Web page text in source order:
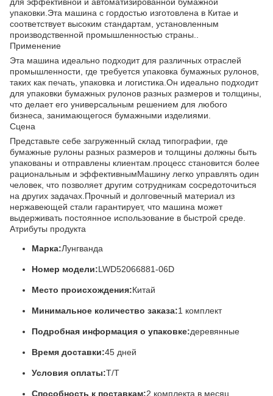
упаковки.Эта машина с гордостью изготовлена в Китае и
соответствует высоким стандартам, установленным
производственной промышленностью страны..
Применение
Эта машина идеально подходит для различных отраслей
промышленности, где требуется упаковка бумажных рулонов,
таких как печать, упаковка и логистика.Он идеально подходит
для упаковки бумажных рулонов разных размеров и толщины,
что делает его универсальным решением для любого
бизнеса, занимающегося бумажными изделиями.
Сцена
Представьте себе загруженный склад типографии, где
бумажные рулоны разных размеров и толщины должны быть
упакованы и отправлены клиентам.процесс становится более
рациональным и эффективнымМашину легко управлять один
человек, что позволяет другим сотрудникам сосредоточиться
на других задачах.Прочный и долговечный материал из
нержавеющей стали гарантирует, что машина может
выдерживать постоянное использование в быстрой среде.
Атрибуты продукта
Марка:Лунгванда
Номер модели:LWD52066881-06D
Место происхождения:Китай
Минимальное количество заказа:1 комплект
Подробная информация о упаковке:деревянные
Время доставки:45 дней
Условия оплаты:T/T
Способность к поставкам:2 комплекта в месяц